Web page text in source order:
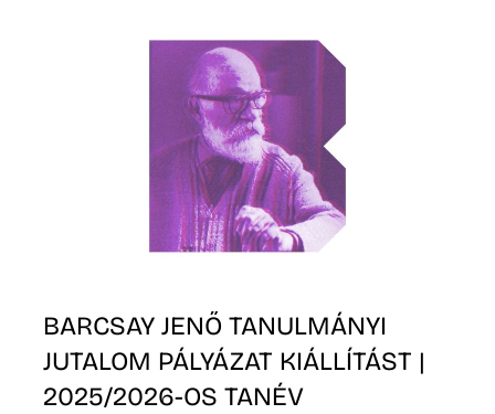
BARCSAY JENŐ TANULMÁNYI
JUTALOM PÁLYÁZAT KIÁLLÍTÁST |
2025/2026-OS TANÉV